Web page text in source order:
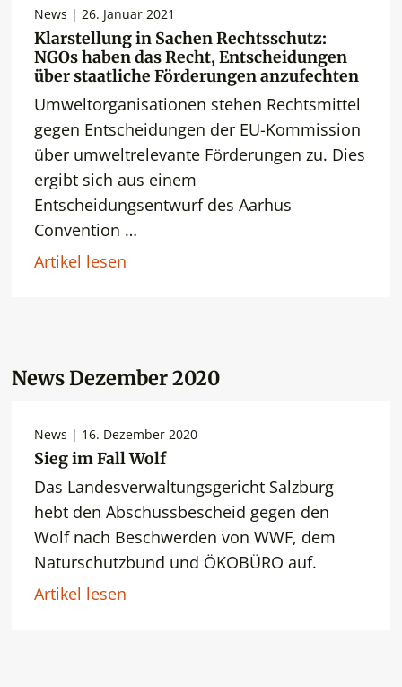
News | 26. Januar 2021
Klarstellung in Sachen Rechtsschutz:
NGOs haben das Recht, Entscheidungen
über staatliche Förderungen anzufechten
Umweltorganisationen stehen Rechtsmittel
gegen Entscheidungen der EU-Kommission
über umweltrelevante Förderungen zu. Dies
ergibt sich aus einem
Entscheidungsentwurf des Aarhus
Convention …
Artikel lesen
News Dezember 2020
News | 16. Dezember 2020
Sieg im Fall Wolf
Das Landesverwaltungsgericht Salzburg
hebt den Abschussbescheid gegen den
Wolf nach Beschwerden von WWF, dem
Naturschutzbund und ÖKOBÜRO auf.
Artikel lesen